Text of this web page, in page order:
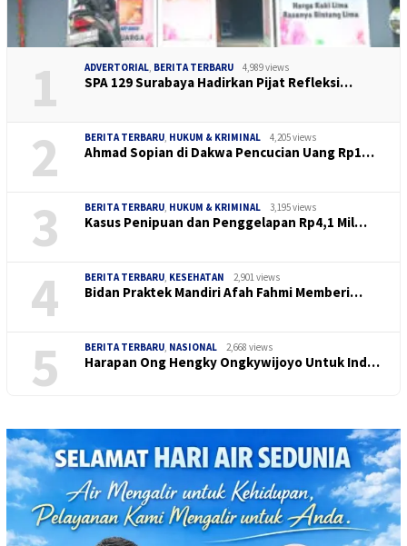
1 ADVERTORIAL, BERITA TERBARU 4,989 views
SPA 129 Surabaya Hadirkan Pijat Refleksi…
2 BERITA TERBARU, HUKUM & KRIMINAL 4,205 views
Ahmad Sopian di Dakwa Pencucian Uang Rp1…
3 BERITA TERBARU, HUKUM & KRIMINAL 3,195 views
Kasus Penipuan dan Penggelapan Rp4,1 Mil…
4 BERITA TERBARU, KESEHATAN 2,901 views
Bidan Praktek Mandiri Afah Fahmi Memberi…
5 BERITA TERBARU, NASIONAL 2,668 views
Harapan Ong Hengky Ongkywijoyo Untuk Ind…